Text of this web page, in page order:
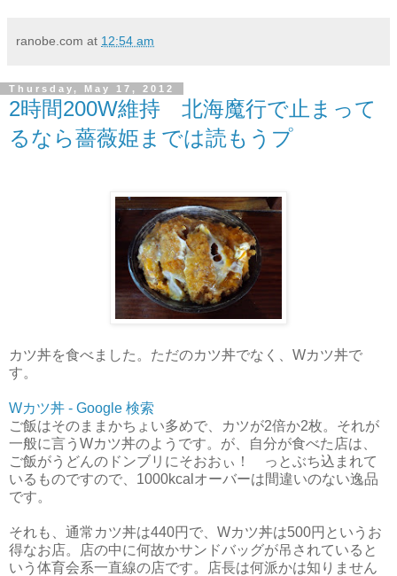
ranobe.com at 12:54 am
Thursday, May 17, 2012
2時間200W維持 北海魔行で止まって
るなら薔薇姫までは読もうプ
カツ丼を食べました。ただのカツ丼でなく、Wカツ丼で
す。
Wカツ丼 - Google 検索
ご飯はそのままかちょい多めで、カツが2倍か2枚。それが
一般に言うWカツ丼のようです。が、自分が食べた店は、
ご飯がうどんのドンブリにそおおぃ！ っとぶち込まれて
いるものですので、1000kcalオーバーは間違いのない逸品
です。
それも、通常カツ丼は440円で、Wカツ丼は500円というお
得なお店。店の中に何故かサンドバッグが吊されていると
いう体育会系一直線の店です。店長は何派かは知りません